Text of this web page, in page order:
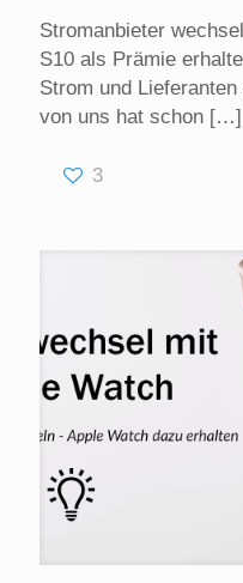
Stromanbieter
S10 als Prämie
Strom und
von uns hat schon […]
3